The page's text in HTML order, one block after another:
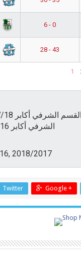
6 - 0
28 - 43
1
الشرفي أكابر 2015/2016 المجموعة ب
2018/2017
Twitter Google +